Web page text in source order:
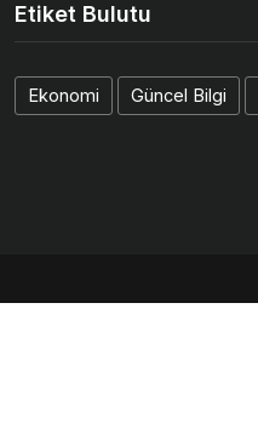
Etiket Bulutu
Ekonomi Güncel Bilgi